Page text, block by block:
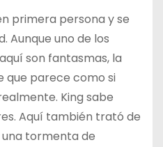
primera persona y se
Aunque uno de los
son fantasmas, la
que parece como si
King sabe
Aquí también trató de
tormenta de